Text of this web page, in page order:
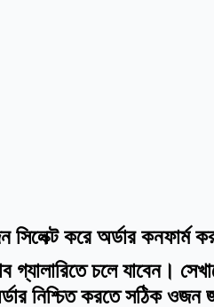
করে অর্ডার কনফার্ম
চলে যাবেন।
নিশ্চিত করতে সঠিক ওজন